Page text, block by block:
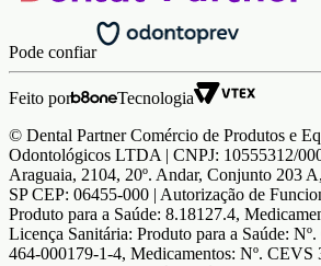
Pode confiar
Feito por
Tecnologia
© Dental Partner Comércio de Produtos e
Odontológicos LTDA | CNPJ: 10555312/
Araguaia, 2104, 20º. Andar, Conjunto 203
SP CEP: 06455-000 | Autorização de
Produto para a Saúde: 8.18127.4,
Licença Sanitária: Produto para a Saúde:
464-000179-1-4, Medicamentos: Nº. CEVS